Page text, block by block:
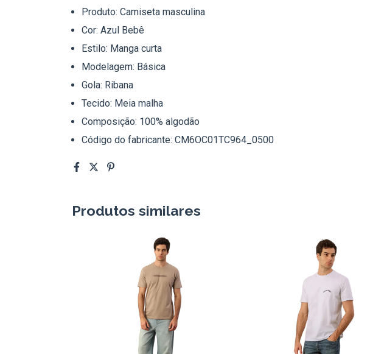
Produto: Camiseta masculina
Cor: Azul Bebê
Estilo: Manga curta
Modelagem: Básica
Gola: Ribana
Tecido: Meia malha
Composição: 100% algodão
Código do fabricante: CM6OC01TC964_0500
Produtos similares